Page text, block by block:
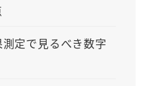
定で見るべき数字